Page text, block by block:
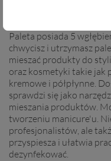
Profesjonalna paleta do
Paleta posiada 5
chwycisz i utrzymasz
mieszać produkty do
oraz kosmetyki takie jak
kremowe i półpłynne.
sprawdzi się jako
mieszania produktów.
tworzeniu manicure'u.
profesjonalistów, ale
przyspiesza i ułatwia
dezynfekować.